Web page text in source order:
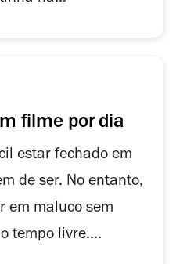
filme por dia
estar fechado em
de ser. No entanto,
em maluco sem
tempo livre....